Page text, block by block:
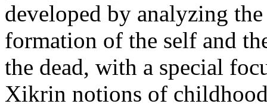
developed by analyzing
formation of the self and
the dead, with a special
Xikrin notions of